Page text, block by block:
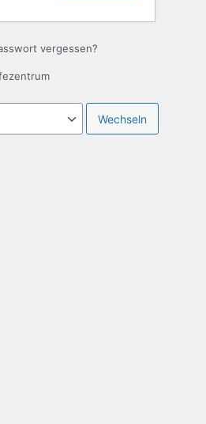
vergessen?